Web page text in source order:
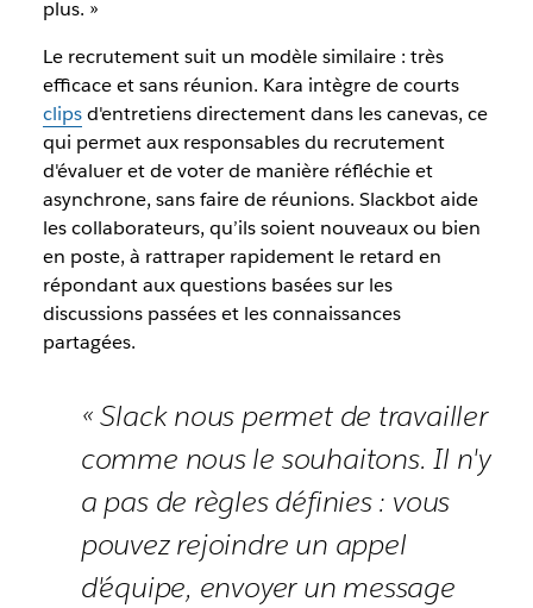
plus. »
Le recrutement suit un modèle similaire : très
efficace et sans réunion. Kara intègre de courts
clipsd'entretiens directement dans les canevas, ce
qui permet aux responsables du recrutement
d'évaluer et de voter de manière réfléchie et
asynchrone, sans faire de réunions. Slackbot aide
les collaborateurs, qu’ils soient nouveaux ou bien
en poste, à rattraper rapidement le retard en
répondant aux questions basées sur les
discussions passées et les connaissances
partagées.
« Slack nous permet de travailler
comme nous le souhaitons. Il n'y
a pas de règles définies : vous
pouvez rejoindre un appel
d'équipe, envoyer un message